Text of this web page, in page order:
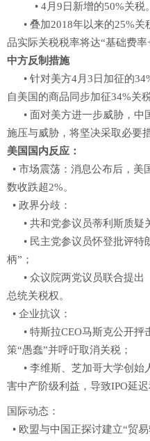
• 4月9日新增的50%关税。
• 叠加2018年以来的25%关
品实际关税税率将达“基础费率
中方反制措施
• 针对美方4月3日加征的
自美国的商品同步加征34%关税
• 面对美方进一步威胁，中
施压与威胁，将坚决采取必要
美国国内反应：
• 市场震荡：消息公布后，美
数收跌超2%。
• 政界分歧：
• 共和党参议员蒂利斯质疑
• 民主党参议员怀登批评特
柄”；
• 众议院两党议员联合提出
总统关税权。
• 企业抗议：
• 特斯拉CEO马斯克公开抨
策“愚蠢”并呼吁取消关税；
• 李维斯、芝加哥大学创始
害中产阶级利益，导致IPO延迟
国际动态：
• 欧盟与中国正探讨建立“贸